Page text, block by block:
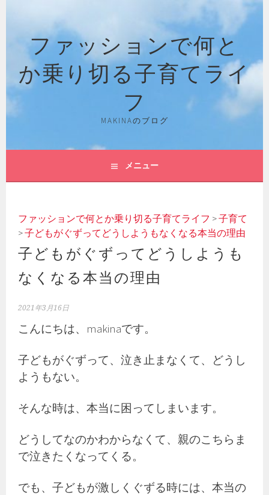
ファッションで何と
か乗り切る子育てライ
フ
MAKINAのブログ
メニュー
ファッションで何とか乗り切る子育てライフ >子育て
>子どもがぐずってどうしようもなくなる本当の理由
子どもがぐずってどうしようも
なくなる本当の理由
2021年3月16日
こんにちは、makinaです。
子どもがぐずって、泣き止まなくて、どうし
ようもない。
そんな時は、本当に困ってしまいます。
どうしてなのかわからなくて、親のこちらま
で泣きたくなってくる。
でも、子どもが激しくぐずる時には、本当の